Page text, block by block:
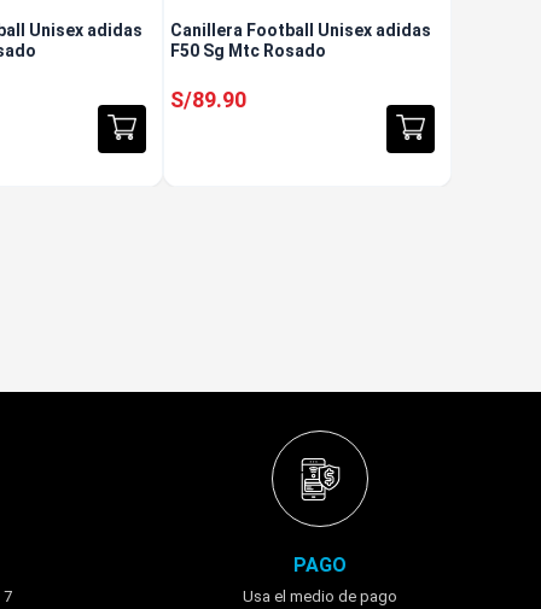
Unisex adidas
Canillera Football Unisex adidas
F50 Sg Mtc Rosado
S/89.90
7
PAGO
Usa el medio de pago